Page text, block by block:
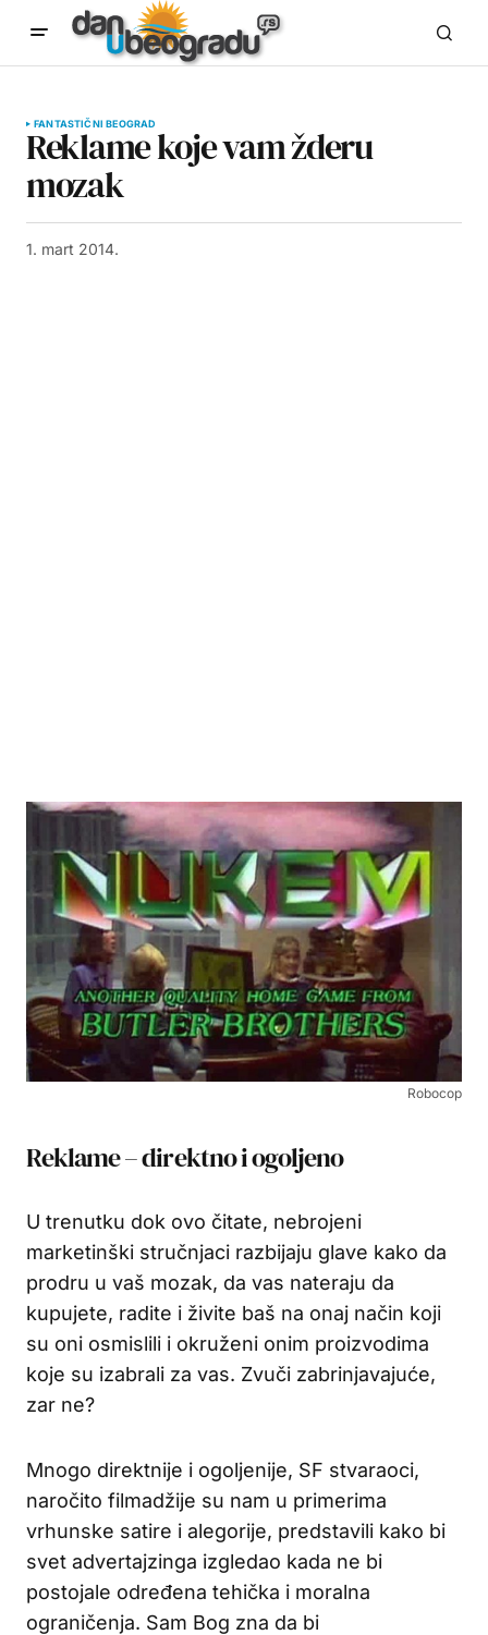
FANTASTIČNI BEOGRAD
Reklame koje vam žderu
mozak
1. mart 2014.
Robocop
Reklame – direktno i ogoljeno
U trenutku dok ovo čitate, nebrojeni
marketinški stručnjaci razbijaju glave kako da
prodru u vaš mozak, da vas nateraju da
kupujete, radite i živite baš na onaj način koji
su oni osmislili i okruženi onim proizvodima
koje su izabrali za vas. Zvuči zabrinjavajuće,
zar ne?
Mnogo direktnije i ogoljenije, SF stvaraoci,
naročito filmadžije su nam u primerima
vrhunske satire i alegorije, predstavili kako bi
svet advertajzinga izgledao kada ne bi
postojale određena tehička i moralna
ograničenja. Sam Bog zna da bi